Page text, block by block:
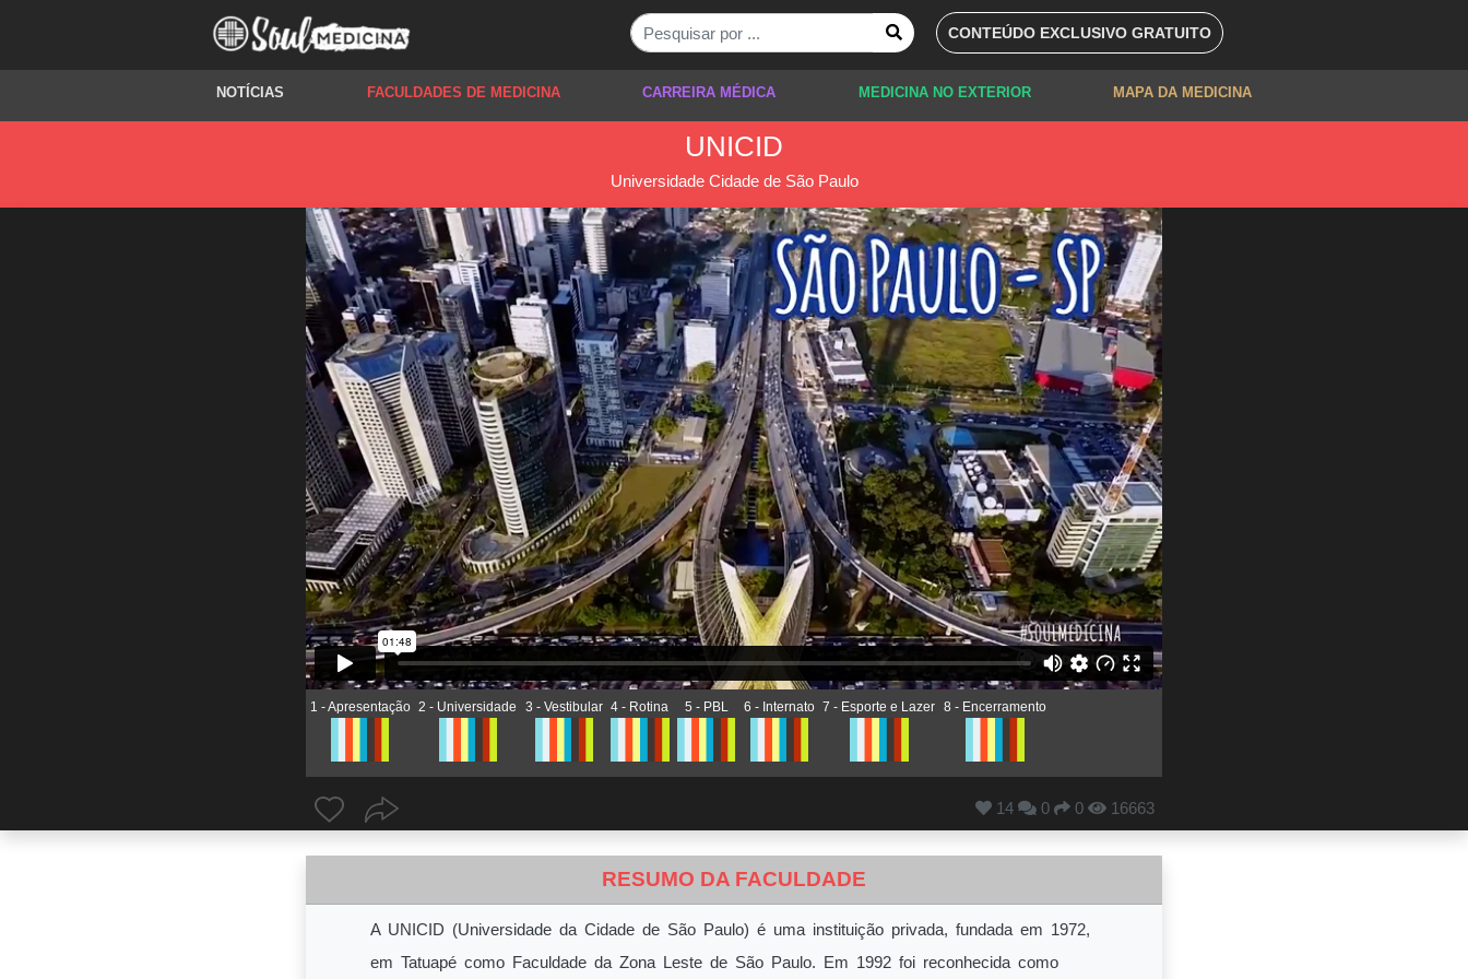
CONTEÚDO EXCLUSIVO GRATUITO
NOTÍCIAS FACULDADES DE MEDICINA CARREIRA MÉDICA MEDICINA NO EXTERIOR MAPA DA MEDICINA
UNICID
Universidade Cidade de São Paulo
1 - Apresentação 2 - Universidade 3 - Vestibular 4 - Rotina 5 - PBL 6 - Internato 7 - Esporte e Lazer 8 - Encerramento
14 0 0 16663
RESUMO DA FACULDADE
A UNICID (Universidade da Cidade de São Paulo) é uma instituição privada, fundada em 1972,
em Tatuapé como Faculdade da Zona Leste de São Paulo. Em 1992 foi reconhecida como